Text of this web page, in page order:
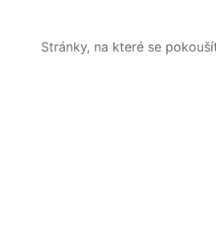
Stránky, na které se